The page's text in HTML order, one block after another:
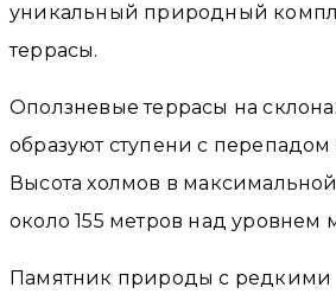
уникальный природный
террасы.
Оползневые террасы на
образуют ступени с перепадом
Высота холмов в
около 155 метров над уровнем
Памятник природы с редкими